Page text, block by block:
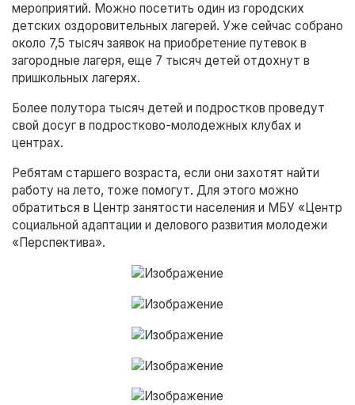
мероприятий. Можно посетить один из городских
детских оздоровительных лагерей. Уже сейчас собрано
около 7,5 тысяч заявок на приобретение путевок в
загородные лагеря, еще 7 тысяч детей отдохнут в
пришкольных лагерях.
Более полутора тысяч детей и подростков проведут
свой досуг в подростково-молодежных клубах и
центрах.
Ребятам старшего возраста, если они захотят найти
работу на лето, тоже помогут. Для этого можно
обратиться в Центр занятости населения и МБУ «Центр
социальной адаптации и делового развития молодежи
«Перспектива».